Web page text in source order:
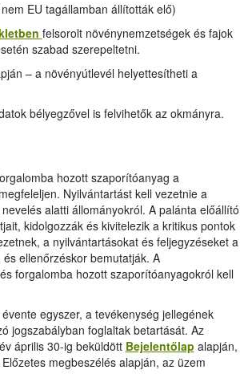
EU tagállamban állították elő)
felsorolt növénynemzetségek és fajok
szabad szerepeltetni.
– a növényútlevél helyettesítheti a
bélyegzővel is felvihetők az okmányra.
hozott szaporítóanyag a
Nyilvántartást kell vezetnie a
alatti állományokról. A palánta előállító
kidolgozzák és kivitelezik a kritikus pontok
a nyilvántartásokat és feljegyzéseket a
ellenőrzéskor bemutatják. A
forgalomba hozott szaporítóanyagokról kell
egyszer, a tevékenység jellegének
jogszabályban foglaltak betartását. Az
április 30-ig beküldött Bejelentőlap alapján,
megbeszélés alapján, az üzem